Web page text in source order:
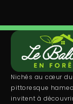
Nichés au cœur du
pittoresque
invitent à